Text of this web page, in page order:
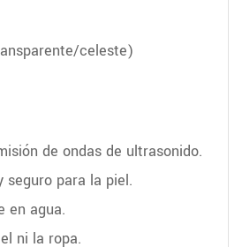
celeste)
de ondas de ultrasonido.
seguro para la piel.
en agua.
ni la ropa.